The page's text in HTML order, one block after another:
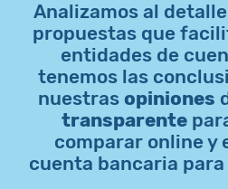
Analizamos al
propuestas que
entidades de
tenemos las
nuestras opiniones
transparente
comparar online y
cuenta bancaria